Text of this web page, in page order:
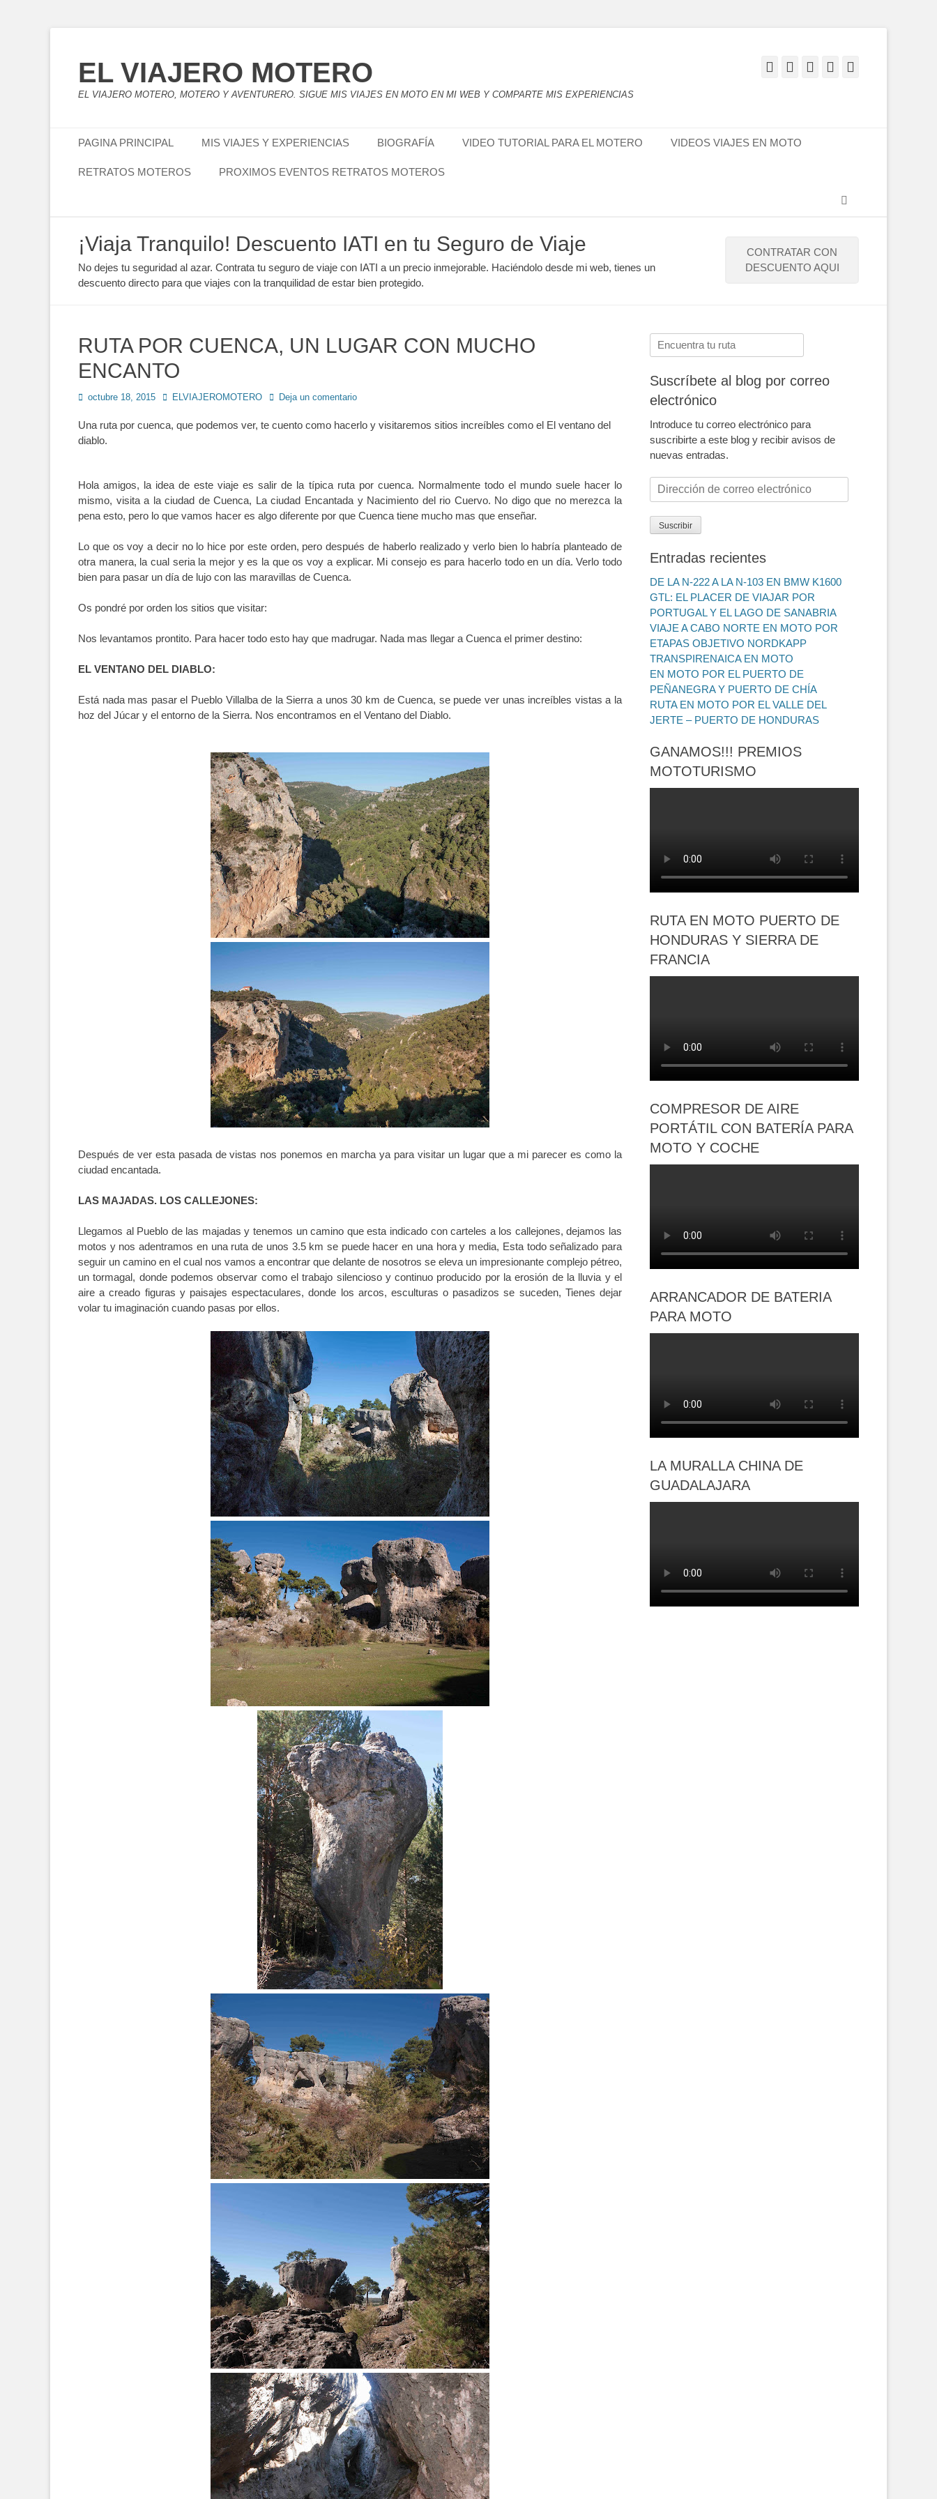
EL VIAJERO MOTERO
EL VIAJERO MOTERO, MOTERO Y AVENTURERO. SIGUE MIS VIAJES EN MOTO EN MI WEB Y COMPARTE MIS EXPERIENCIAS
Facebook
Twitter
FlickrYouTube
Menú principal
contenido
PAGINA PRINCIPAL MIS VIAJES Y EXPERIENCIAS BIOGRAFÍA VIDEO TUTORIAL PARA EL MOTERO VIDEOS VIAJES EN MOTO
RETRATOS MOTEROS
PROXIMOS EVENTOS RETRATOS MOTEROS
contenido
¡Viaja Tranquilo! Descuento IATI en tu Seguro de Viaje
No dejes tu seguridad al azar. Contrata tu seguro de viaje con IATI a un precio inmejorable. Haciéndolo desde mi web, tienes un
descuento directo para que viajes con la tranquilidad de estar bien protegido.
CONTRATAR CON
DESCUENTO AQUI
RUTA POR CUENCA, UN LUGAR CON MUCHO
ENCANTO
Publicado
octubre 18, 2015 AutorELVIAJEROMOTERO Deja un comentario
Una ruta por cuenca, que podemos ver, te cuento como hacerlo y visitaremos sitios increíbles como el El ventano del
diablo.
Hola amigos, la idea de este viaje es salir de la típica ruta por cuenca. Normalmente todo el mundo suele hacer lo
mismo, visita a la ciudad de Cuenca, La ciudad Encantada y Nacimiento del rio Cuervo. No digo que no merezca la
pena esto, pero lo que vamos hacer es algo diferente por que Cuenca tiene mucho mas que enseñar.
Lo que os voy a decir no lo hice por este orden, pero después de haberlo realizado y verlo bien lo habría planteado de
otra manera, la cual seria la mejor y es la que os voy a explicar. Mi consejo es para hacerlo todo en un día. Verlo todo
bien para pasar un día de lujo con las maravillas de Cuenca.
Os pondré por orden los sitios que visitar:
Nos levantamos prontito. Para hacer todo esto hay que madrugar. Nada mas llegar a Cuenca el primer destino:
EL VENTANO DEL DIABLO:
Está nada mas pasar el Pueblo Villalba de la Sierra a unos 30 km de Cuenca, se puede ver unas increíbles vistas a la
hoz del Júcar y el entorno de la Sierra. Nos encontramos en el Ventano del Diablo.
Después de ver esta pasada de vistas nos ponemos en marcha ya para visitar un lugar que a mi parecer es como la
ciudad encantada.
LAS MAJADAS. LOS CALLEJONES:
Llegamos al Pueblo de las majadas y tenemos un camino que esta indicado con carteles a los callejones, dejamos las
motos y nos adentramos en una ruta de unos 3.5 km se puede hacer en una hora y media, Esta todo señalizado para
seguir un camino en el cual nos vamos a encontrar que delante de nosotros se eleva un impresionante complejo pétreo,
un tormagal, donde podemos observar como el trabajo silencioso y continuo producido por la erosión de la lluvia y el
aire a creado figuras y paisajes espectaculares, donde los arcos, esculturas o pasadizos se suceden, Tienes dejar
volar tu imaginación cuando pasas por ellos.
Buscar:
Suscríbete al blog por correo
electrónico
Introduce tu correo electrónico para
suscribirte a este blog y recibir avisos de
nuevas entradas.
Dirección
de
correo
electrónico
Suscribir
Entradas recientes
DE LA N-222 A LA N-103 EN BMW K1600
GTL: EL PLACER DE VIAJAR POR
PORTUGAL Y EL LAGO DE SANABRIA
VIAJE A CABO NORTE EN MOTO POR
ETAPAS OBJETIVO NORDKAPP
TRANSPIRENAICA EN MOTO
EN MOTO POR EL PUERTO DE
PEÑANEGRA Y PUERTO DE CHÍA
RUTA EN MOTO POR EL VALLE DEL
JERTE – PUERTO DE HONDURAS
GANAMOS!!! PREMIOS
MOTOTURISMO
RUTA EN MOTO PUERTO DE
HONDURAS Y SIERRA DE
FRANCIA
COMPRESOR DE AIRE
PORTÁTIL CON BATERÍA PARA
MOTO Y COCHE
ARRANCADOR DE BATERIA
PARA MOTO
LA MURALLA CHINA DE
GUADALAJARA